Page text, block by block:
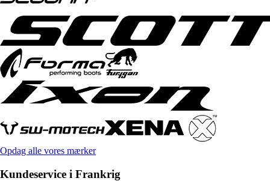
Opdag alle vores mærker
Kundeservice i Frankrig